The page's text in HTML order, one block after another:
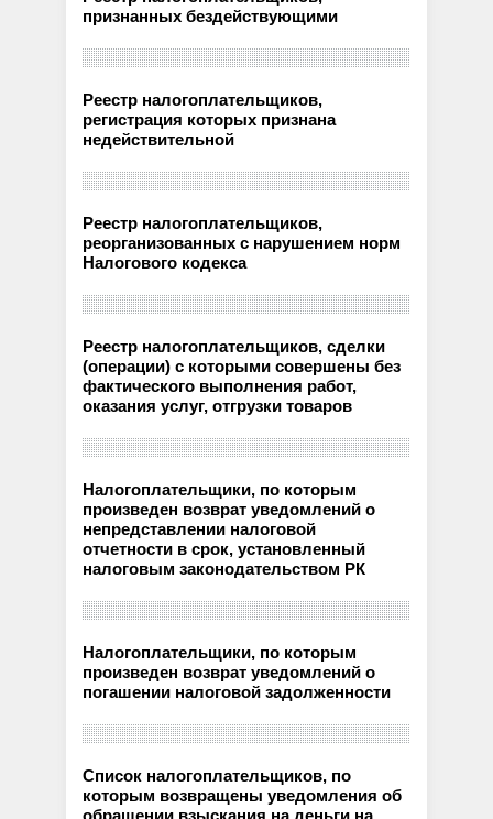
признанных бездействующими
Реестр налогоплательщиков,
регистрация которых признана
недействительной
Реестр налогоплательщиков,
реорганизованных с нарушением норм
Налогового кодекса
Реестр налогоплательщиков, сделки
(операции) с которыми совершены без
фактического выполнения работ,
оказания услуг, отгрузки товаров
Налогоплательщики, по которым
произведен возврат уведомлений о
непредставлении налоговой
отчетности в срок, установленный
налоговым законодательством РК
Налогоплательщики, по которым
произведен возврат уведомлений о
погашении налоговой задолженности
Список налогоплательщиков, по
которым возвращены уведомления об
обращении взыскания на деньги на